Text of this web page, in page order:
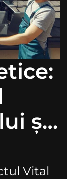
și
Vital